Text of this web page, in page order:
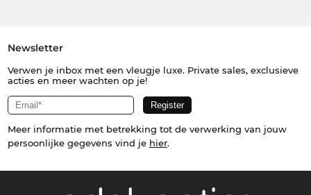
Newsletter
Verwen je inbox met een vleugje luxe. Private sales, exclusieve
acties en meer wachten op je!
Meer informatie met betrekking tot de verwerking van jouw
persoonlijke gegevens vind je hier.